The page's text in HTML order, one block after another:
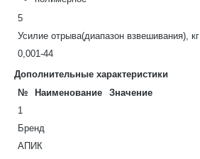
5
Усилие отрыва(диапазон взвешивания), кг
0,001-44
Дополнительные характеристики
№
Наименование
Значение
1
Бренд
АПИК